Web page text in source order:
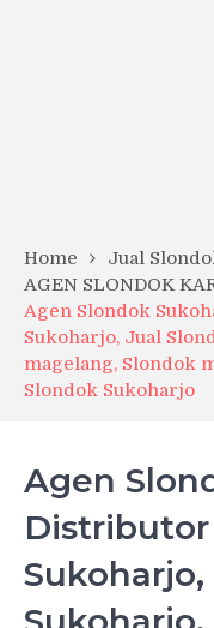
Home
Jual
AGEN SLONDOK
Agen Slondok
Sukoharjo, Jual
magelang, Slondok
Slondok Sukoharjo
Agen